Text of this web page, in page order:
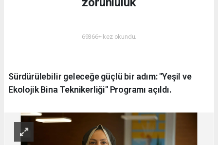
69366+ kez okundu.
Sürdürülebilir geleceğe güçlü bir adım: "Yeşil ve
Ekolojik Bina Teknikerliği" Programı açıldı.